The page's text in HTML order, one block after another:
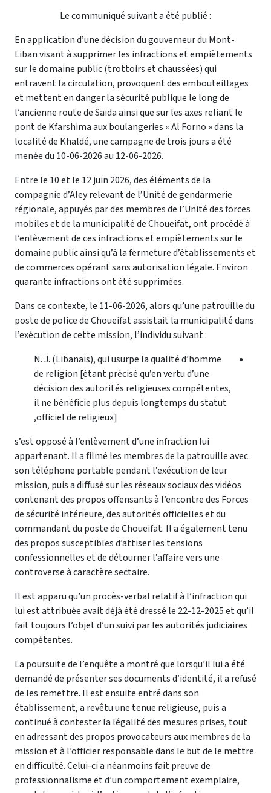
Le communiqué suivant a été publié :
En application d’une décision du gouverneur du Mont-
Liban visant à supprimer les infractions et empiètements
sur le domaine public (trottoirs et chaussées) qui
entravent la circulation, provoquent des embouteillages
et mettent en danger la sécurité publique le long de
l’ancienne route de Saïda ainsi que sur les axes reliant le
pont de Kfarshima aux boulangeries « Al Forno » dans la
localité de Khaldé, une campagne de trois jours a été
menée du 10-06-2026 au 12-06-2026.
Entre le 10 et le 12 juin 2026, des éléments de la
compagnie d’Aley relevant de l’Unité de gendarmerie
régionale, appuyés par des membres de l’Unité des forces
mobiles et de la municipalité de Choueifat, ont procédé à
l’enlèvement de ces infractions et empiètements sur le
domaine public ainsi qu’à la fermeture d’établissements et
de commerces opérant sans autorisation légale. Environ
quarante infractions ont été supprimées.
Dans ce contexte, le 11-06-2026, alors qu’une patrouille du
poste de police de Choueifat assistait la municipalité dans
l’exécution de cette mission, l’individu suivant :
N. J. (Libanais), qui usurpe la qualité d’homme
de religion [étant précisé qu’en vertu d’une
décision des autorités religieuses compétentes,
il ne bénéficie plus depuis longtemps du statut
officiel de religieux]
,
s’est opposé à l’enlèvement d’une infraction lui
appartenant. Il a filmé les membres de la patrouille avec
son téléphone portable pendant l’exécution de leur
mission, puis a diffusé sur les réseaux sociaux des vidéos
contenant des propos offensants à l’encontre des Forces
de sécurité intérieure, des autorités officielles et du
commandant du poste de Choueifat. Il a également tenu
des propos susceptibles d’attiser les tensions
confessionnelles et de détourner l’affaire vers une
controverse à caractère sectaire.
Il est apparu qu’un procès-verbal relatif à l’infraction qui
lui est attribuée avait déjà été dressé le 22-12-2025 et qu’il
fait toujours l’objet d’un suivi par les autorités judiciaires
compétentes.
La poursuite de l’enquête a montré que lorsqu’il lui a été
demandé de présenter ses documents d’identité, il a refusé
de les remettre. Il est ensuite entré dans son
établissement, a revêtu une tenue religieuse, puis a
continué à contester la légalité des mesures prises, tout
en adressant des propos provocateurs aux membres de la
mission et à l’officier responsable dans le but de le mettre
en difficulté. Celui-ci a néanmoins fait preuve de
professionnalisme et d’un comportement exemplaire,